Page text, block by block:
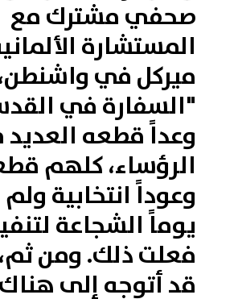
صحفي مشترك مع
المستشارة
ميركل في
"السفارة في
وعداً قطعه
الرؤساء، كلهم
وعوداً انتخابية
يوماً الشجاعة
فعلت ذلك. ومن
قد أتوجه إلى